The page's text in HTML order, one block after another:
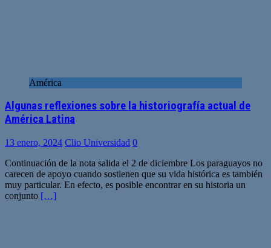
América
Algunas reflexiones sobre la historiografía actual de
América Latina
13 enero, 2024 Clio Universidad 0
Continuación de la nota salida el 2 de diciembre Los paraguayos no
carecen de apoyo cuando sostienen que su vida histórica es también
muy particular. En efecto, es posible encontrar en su historia un
conjunto […]